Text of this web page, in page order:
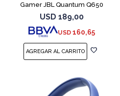
Gamer JBL Quantum Q650
Negro
USD 189,00
USD 160,65